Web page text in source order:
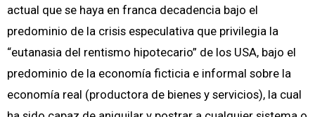
actual que se haya en franca decadencia bajo el
predominio de la crisis especulativa que privilegia la
“eutanasia del rentismo hipotecario” de los USA, bajo el
predominio de la economía ficticia e informal sobre la
economía real (productora de bienes y servicios), la cual